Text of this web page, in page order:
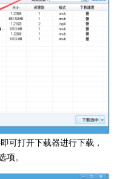
打开下载器进行下载，
。